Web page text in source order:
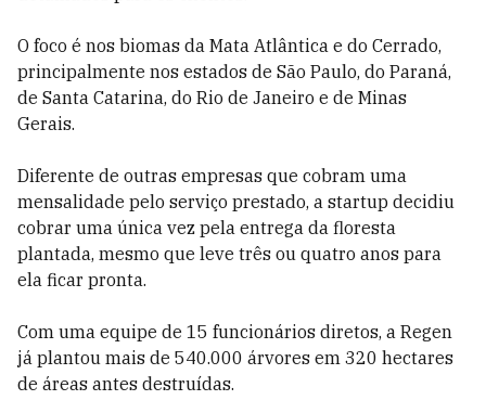
O foco é nos biomas da Mata Atlântica e do Cerrado,
principalmente nos estados de São Paulo, do Paraná,
de Santa Catarina, do Rio de Janeiro e de Minas
Gerais.
Diferente de outras empresas que cobram uma
mensalidade pelo serviço prestado, a startup decidiu
cobrar uma única vez pela entrega da floresta
plantada, mesmo que leve três ou quatro anos para
ela ficar pronta.
Com uma equipe de 15 funcionários diretos, a Regen
já plantou mais de 540.000 árvores em 320 hectares
de áreas antes destruídas.